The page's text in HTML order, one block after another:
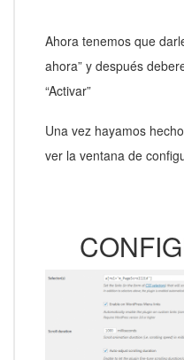
Ahora tenemos que
ahora” y después
“Activar”
Una vez hayamos
ver la ventana de